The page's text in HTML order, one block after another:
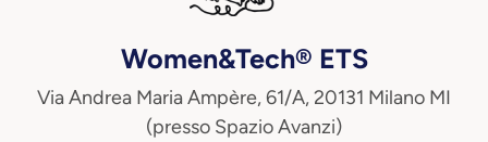
Women&Tech® ETS
Via Andrea Maria Ampère, 61/A, 20131 Milano MI
(presso Spazio Avanzi)